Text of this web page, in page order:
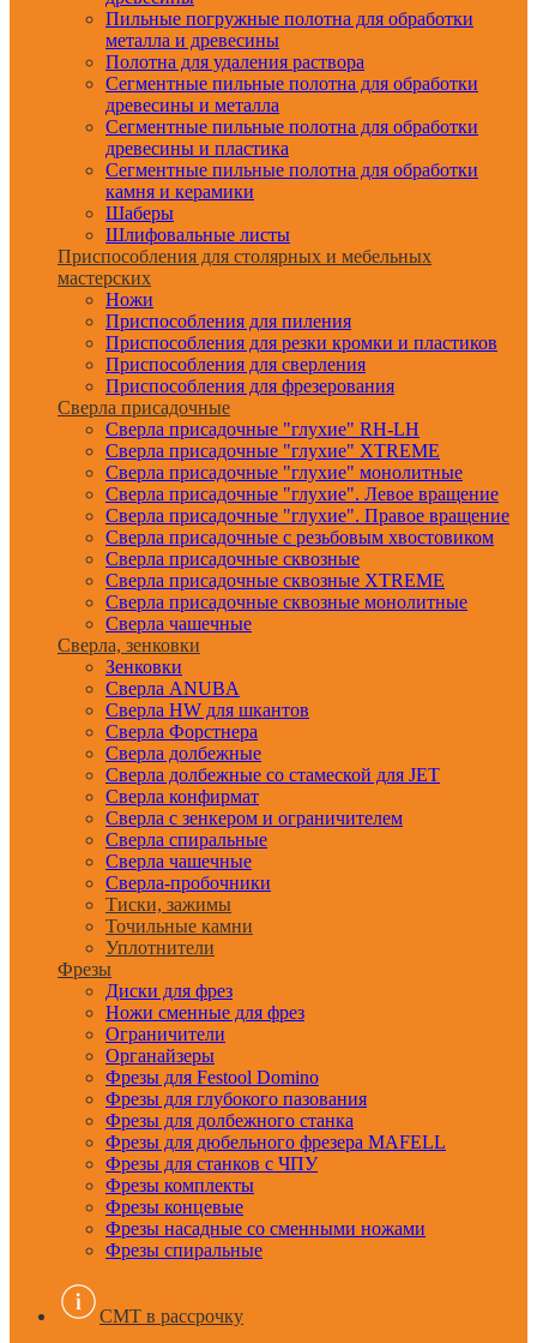
Пильные погружные полотна для обработки
металла и древесины
Полотна для удаления раствора
Сегментные пильные полотна для обработки
древесины и металла
Сегментные пильные полотна для обработки
древесины и пластика
Сегментные пильные полотна для обработки
камня и керамики
Шаберы
Шлифовальные листы
Приспособления для столярных и мебельных
мастерских
Ножи
Приспособления для пиления
Приспособления для резки кромки и пластиков
Приспособления для сверления
Приспособления для фрезерования
Сверла присадочные
Сверла присадочные "глухие" RH-LH
Сверла присадочные "глухие" XTREME
Сверла присадочные "глухие" монолитные
Сверла присадочные "глухие". Левое вращение
Сверла присадочные "глухие". Правое вращение
Сверла присадочные с резьбовым хвостовиком
Сверла присадочные сквозные
Сверла присадочные сквозные XTREME
Сверла присадочные сквозные монолитные
Сверла чашечные
Сверла, зенковки
Зенковки
Сверла ANUBA
Сверла HW для шкантов
Сверла Форстнера
Сверла долбежные
Сверла долбежные со стамеской для JET
Сверла конфирмат
Сверла с зенкером и ограничителем
Сверла спиральные
Сверла чашечные
Сверла-пробочники
Тиски, зажимы
Точильные камни
Уплотнители
Фрезы
Диски для фрез
Ножи сменные для фрез
Ограничители
Органайзеры
Фрезы для Festool Domino
Фрезы для глубокого пазования
Фрезы для долбежного станка
Фрезы для дюбельного фрезера MAFELL
Фрезы для станков с ЧПУ
Фрезы комплекты
Фрезы концевые
Фрезы насадные со сменными ножами
Фрезы спиральные
CMT в рассрочку